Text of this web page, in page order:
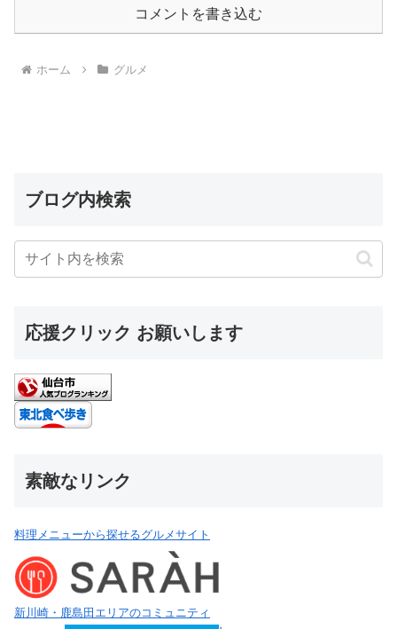
コメントを書き込む
ホーム グルメ
ブログ内検索
応援クリック お願いします
素敵なリンク
料理メニューから探せるグルメサイト
新川崎・鹿島田エリアのコミュニティ